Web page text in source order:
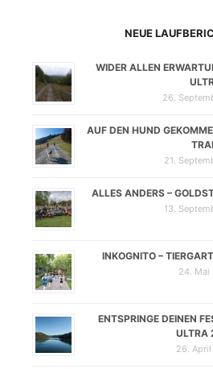
NEUE
WIDER ALLEN
26.
AUF DEN HUND
21.
ALLES ANDERS –
13.
INKOGNITO –
24. Mai
ENTSPRINGE DEINEN
ULTRA
26. April